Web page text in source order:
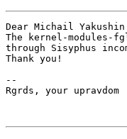
Dear Michail
The kernel-modules-
through Sisyphus
Thank you!
--
Rgrds, your upravdom